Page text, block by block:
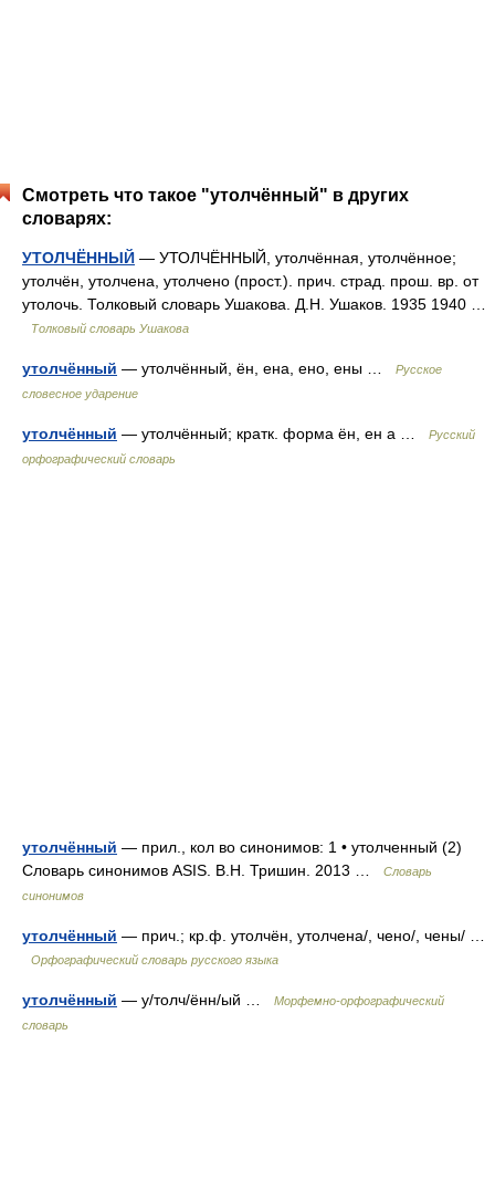
Смотреть что такое "утолчённый" в других
словарях:
УТОЛЧЁННЫЙ — УТОЛЧЁННЫЙ, утолчённая, утолчённое;
утолчён, утолчена, утолчено (прост.). прич. страд. прош. вр. от
утолочь. Толковый словарь Ушакова. Д.Н. Ушаков. 1935 1940 …
Толковый словарь Ушакова
утолчённый — утолчённый, ён, ена, ено, ены …
Русское
словесное ударение
утолчённый — утолчённый; кратк. форма ён, ен а …
Русский
орфографический словарь
утолчённый — прил., кол во синонимов: 1 • утолченный (2)
Словарь синонимов ASIS. В.Н. Тришин. 2013 …
Словарь
синонимов
утолчённый — прич.; кр.ф. утолчён, утолчена/, чено/, чены/ …
Орфографический словарь русского языка
утолчённый — у/толч/ённ/ый …
Морфемно-орфографический
словарь